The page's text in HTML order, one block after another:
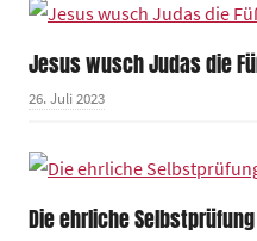
Jesus wusch Judas die
26. Juli 2023
Die ehrliche Selbstprüfung